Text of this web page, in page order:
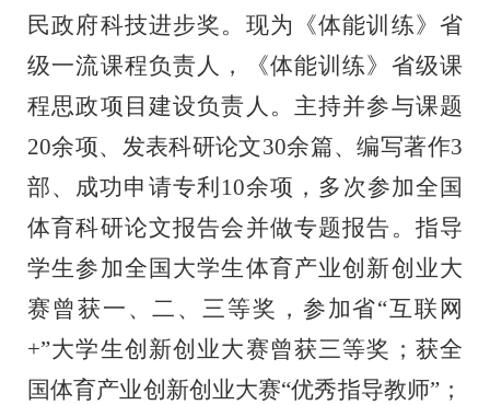
民政府科技进步奖。现为《体能训练》省
级一流课程负责人，《体能训练》省级课
程思政项目建设负责人。主持并参与课题
20余项、发表科研论文30余篇、编写著作3
部、成功申请专利10余项，多次参加全国
体育科研论文报告会并做专题报告。指导
学生参加全国大学生体育产业创新创业大
赛曾获一、二、三等奖，参加省“互联网
+”大学生创新创业大赛曾获三等奖；获全
国体育产业创新创业大赛“优秀指导教师”；